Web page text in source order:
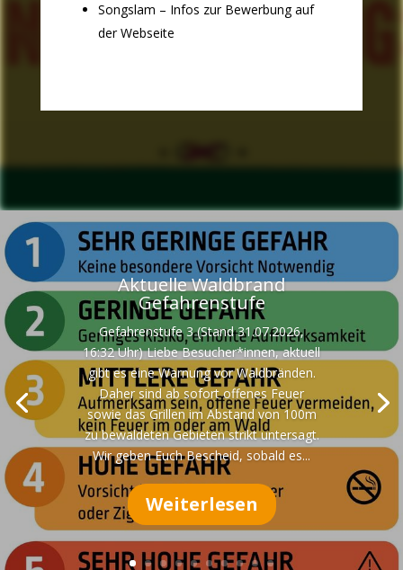
Songslam – Infos zur Bewerbung auf
der Webseite
Aktuelle Waldbrand
Gefahrenstufe
Gefahrenstufe 3 (Stand 31.07.2026,
16:32 Uhr) Liebe Besucher*innen, aktuell
gibt es eine Warnung vor Waldbränden.
Daher sind ab sofort offenes Feuer
sowie das Grillen im Abstand von 100m
zu bewaldeten Gebieten strikt untersagt.
Wir geben Euch Bescheid, sobald es...
Weiterlesen